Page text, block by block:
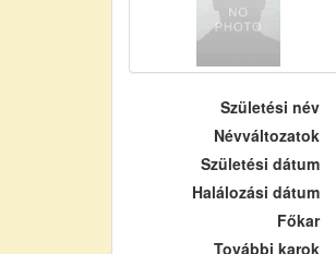
Születési név
Névváltozatok
Születési dátum
Halálozási dátum
Főkar
További karok